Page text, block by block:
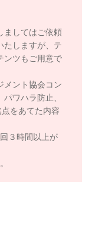
ましてはご依頼
たしますが、テ
ンツもご用意で
メント協会コン
ワハラ防止、
をあてた内容
３時間以上が